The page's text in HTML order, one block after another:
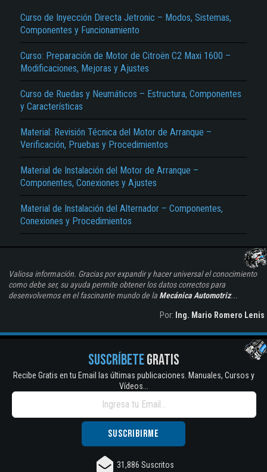
Curso de Inyección Directa Jetronic – Modos, Sistemas,
Componentes y Funcionamiento
Curso: Preparación de Motor de Citroën C2 Maxi 1600 –
Modificaciones, Mejoras y Ajustes
Curso de Ruedas y Neumáticos – Estructura, Componentes
y Características
Material: Revisión Técnica del Motor de Arranque –
Verificación, Pruebas y Procedimientos
Material de Instalación del Motor de Arranque –
Componentes, Conexiones y Ajustes
Material de Instalación del Alternador – Componentes,
Conexiones y Procedimientos
Valiosa información. Gracias por expandir y hacer universal el conocimiento
como debe ser, su ayuda permite obtener los datos correctos para
desenvolvernos en el fascinante mundo de la Mecánica Automotriz...
Por: Ing. Mario Romero Lenis
SUSCRÍBETEGRATIS
Recibe Gratis en tu Email las últimas publicaciones. Manuales, Cursos y
Vídeos...
31,886 Suscritos